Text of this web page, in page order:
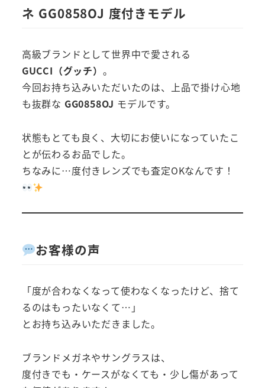
ネ GG0858OJ 度付きモデル
高級ブランドとして世界中で愛される
GUCCI（グッチ） 。
今回お持ち込みいただいたのは、上品で掛け心地
も抜群な GG0858OJ モデルです。
状態もとても良く、大切にお使いになっていたこ
とが伝わるお品でした。
ちなみに…度付きレンズでも査定OKなんです！
お客様の声
「度が合わなくなって使わなくなったけど、捨て
るのはもったいなくて…」
とお持ち込みいただきました。
ブランドメガネやサングラスは、
度付きでも・ケースがなくても・少し傷があって